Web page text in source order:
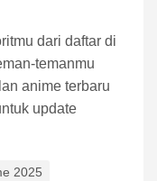
dari daftar di
temanmu
anime terbaru
update
2025